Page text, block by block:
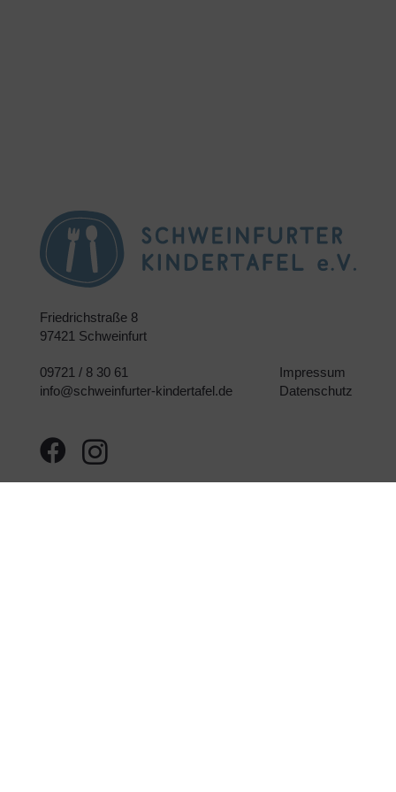
Friedrichstraße 8
97421 Schweinfurt
09721 / 8 30 61
info@schweinfurter-kindertafel.de
Impressum
Datenschutz